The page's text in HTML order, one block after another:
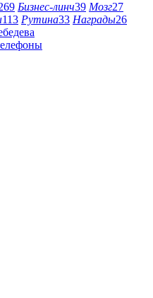
Бизнес-линч39 Мозг27
113 Рутина33 Награды26